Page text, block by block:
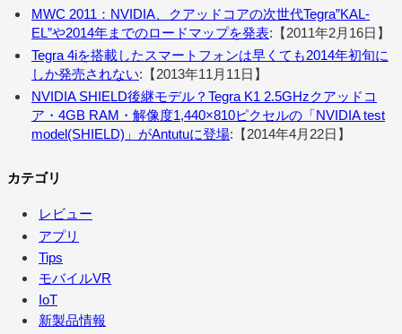
MWC 2011：NVIDIA、クアッドコアの次世代Tegra”KAL-
EL”や2014年までのロードマップを発表:【2011年2月16日】
Tegra 4iを搭載したスマートフォンは早くても2014年初旬に
しか発売されない:【2013年11月11日】
NVIDIA SHIELD後継モデル？Tegra K1 2.5GHzクアッドコ
ア・4GB RAM・解像度1,440×810ピクセルの「NVIDIA test
model(SHIELD)」がAntutuに登場:【2014年4月22日】
カテゴリ
レビュー
アプリ
Tips
モバイルVR
IoT
新製品情報